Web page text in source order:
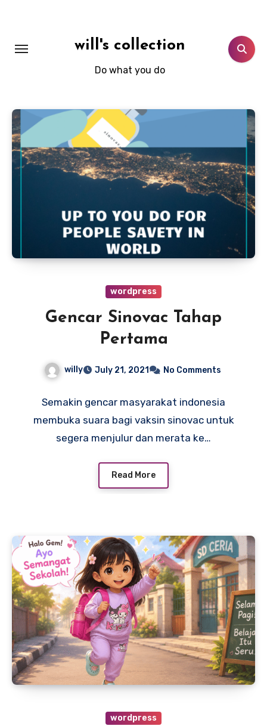
will's collection
Do what you do
wordpress
Gencar Sinovac Tahap
Pertama
willy July 21, 2021 No Comments
Semakin gencar masyarakat indonesia
membuka suara bagi vaksin sinovac untuk
segera menjulur dan merata ke…
Read More
wordpress